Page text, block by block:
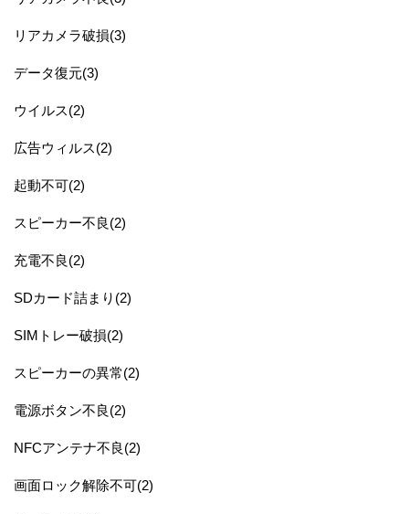
リアカメラ破損(3)
データ復元(3)
ウイルス(2)
広告ウィルス(2)
起動不可(2)
スピーカー不良(2)
充電不良(2)
SDカード詰まり(2)
SIMトレー破損(2)
スピーカーの異常(2)
電源ボタン不良(2)
NFCアンテナ不良(2)
画面ロック解除不可(2)